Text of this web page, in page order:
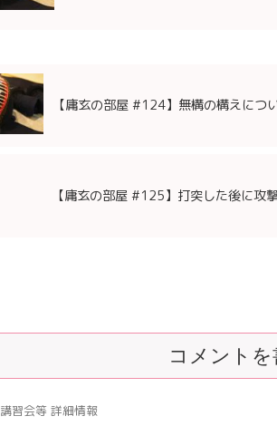
【庸玄の部屋 #124】無構の構えにつ
【庸玄の部屋 #125​】打突した後に攻
コメント
講習会等 詳細情報